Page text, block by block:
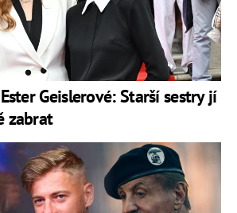
Geislerové: Starší sestry jí
zabrat